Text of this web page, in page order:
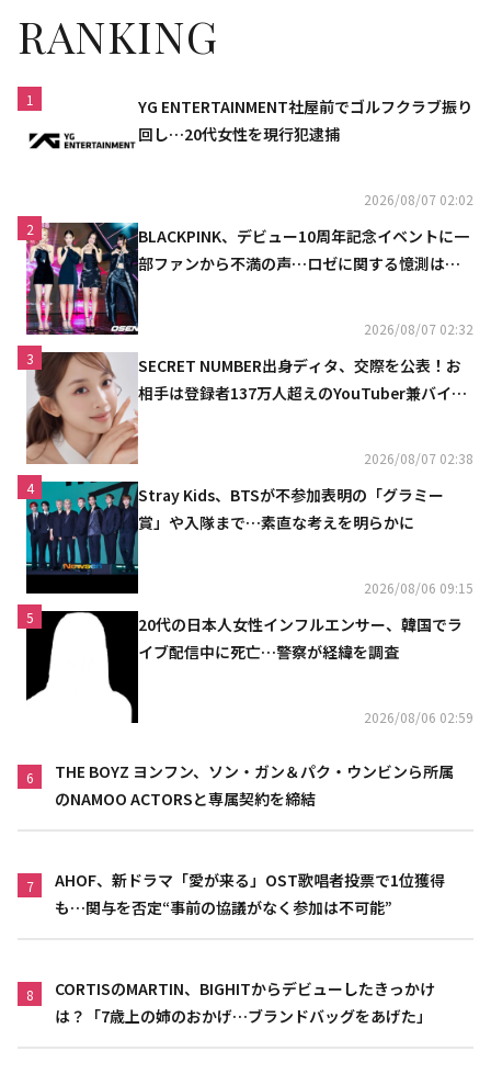
RANKING
1
YG ENTERTAINMENT社屋前でゴルフクラブ振り
回し…20代女性を現行犯逮捕
2026/08/07 02:02
2
BLACKPINK、デビュー10周年記念イベントに一
部ファンから不満の声…ロゼに関する憶測は否
2026/08/07 02:32
3
SECRET NUMBER出身ディタ、交際を公表！お
相手は登録者137万人超えのYouTuber兼バイオ
2026/08/07 02:38
4
Stray Kids、BTSが不参加表明の「グラミー
賞」や入隊まで…素直な考えを明らかに
2026/08/06 09:15
5
20代の日本人女性インフルエンサー、韓国でラ
イブ配信中に死亡…警察が経緯を調査
2026/08/06 02:59
6
THE BOYZ ヨンフン、ソン・ガン＆パク・ウンビンら所属
のNAMOO ACTORSと専属契約を締結
7
AHOF、新ドラマ「愛が来る」OST歌唱者投票で1位獲得
も…関与を否定“事前の協議がなく参加は不可能”
8
CORTISのMARTIN、BIGHITからデビューしたきっかけ
は？「7歳上の姉のおかげ…ブランドバッグをあげた」